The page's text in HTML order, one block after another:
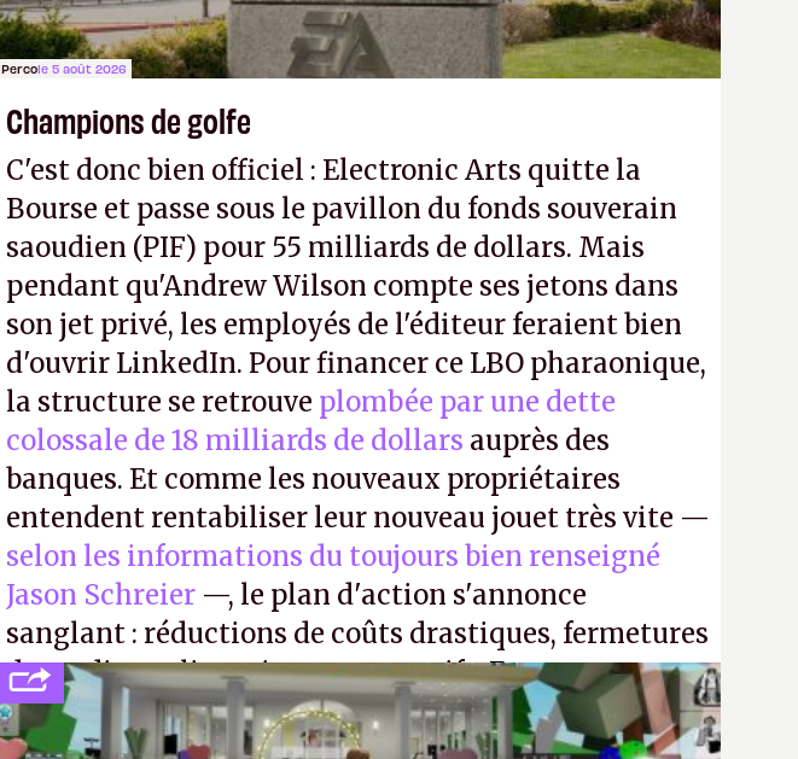
Percole 5 août 2026
Champions de golfe
C'est donc bien officiel : Electronic Arts quitte la
Bourse et passe sous le pavillon du fonds souverain
saoudien (PIF) pour 55 milliards de dollars. Mais
pendant qu'Andrew Wilson compte ses jetons dans
son jet privé, les employés de l'éditeur feraient bien
d'ouvrir LinkedIn. Pour financer ce LBO pharaonique,
la structure se retrouve plombée par une dette
colossale de 18 milliards de dollars auprès des
banques. Et comme les nouveaux propriétaires
entendent rentabiliser leur nouveau jouet très vite —
selon les informations du toujours bien renseigné
Jason Schreier —, le plan d'action s'annonce
sanglant : réductions de coûts drastiques, fermetures
de studios et licenciements massifs. En gros, essorer
FCet Battlefield, puis virer le reste.P.